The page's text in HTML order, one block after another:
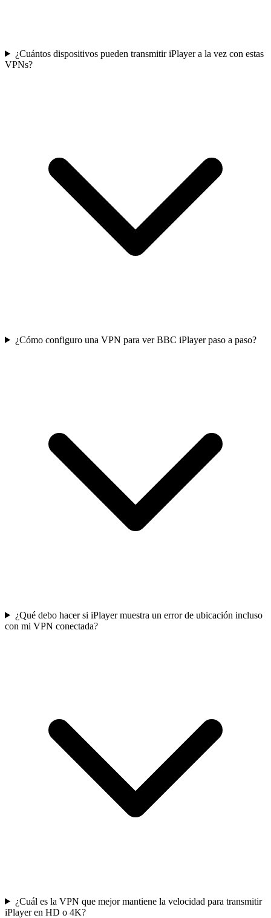
¿Cuántos dispositivos pueden transmitir iPlayer a la vez con estas
VPNs?
¿Cómo configuro una VPN para ver BBC iPlayer paso a paso?
¿Qué debo hacer si iPlayer muestra un error de ubicación incluso
con mi VPN conectada?
¿Cuál es la VPN que mejor mantiene la velocidad para transmitir
iPlayer en HD o 4K?